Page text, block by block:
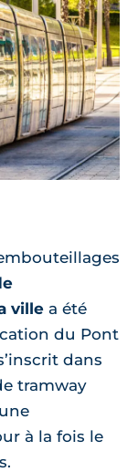
ville a été
du Pont
dans
tramway
à la fois le